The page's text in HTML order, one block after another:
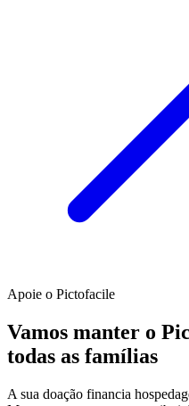
Apoie o Pictofacile
Vamos manter o
todas as famílias
A sua doação financia